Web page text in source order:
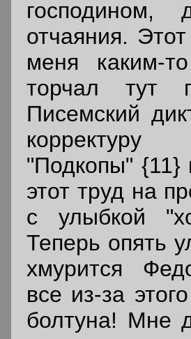
отчаяния.
меня каким-
торчал тут
Писемский
"Подкопы" {11}
этот труд на
с улыбкой
Теперь опять
хмурится
все из-за
болтуна! Мне